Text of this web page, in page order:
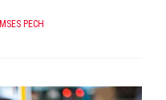
PECH